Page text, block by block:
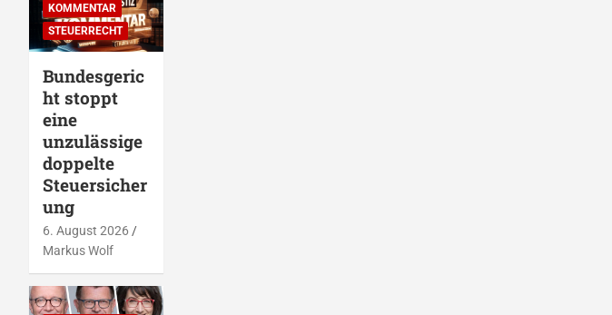
KOMMENTAR
STEUERRECHT
Bundesgeric
ht stoppt
eine
unzulässige
doppelte
Steuersicher
ung
6. August 2026
Markus Wolf